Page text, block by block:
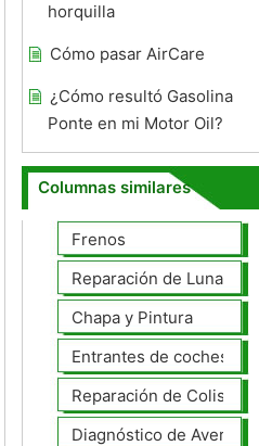
horquilla
Cómo pasar AirCare
¿Cómo resultó Gasolina
Ponte en mi Motor Oil?
Columnas similares
Frenos
Reparación de Lunas
Chapa y Pintura
Entrantes de coches
Reparación de Colisiones
Diagnóstico de Averías